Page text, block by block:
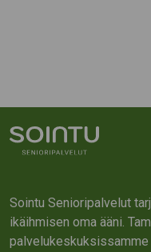
Sointu Senioripalvelut
ikäihmisen oma ääni.